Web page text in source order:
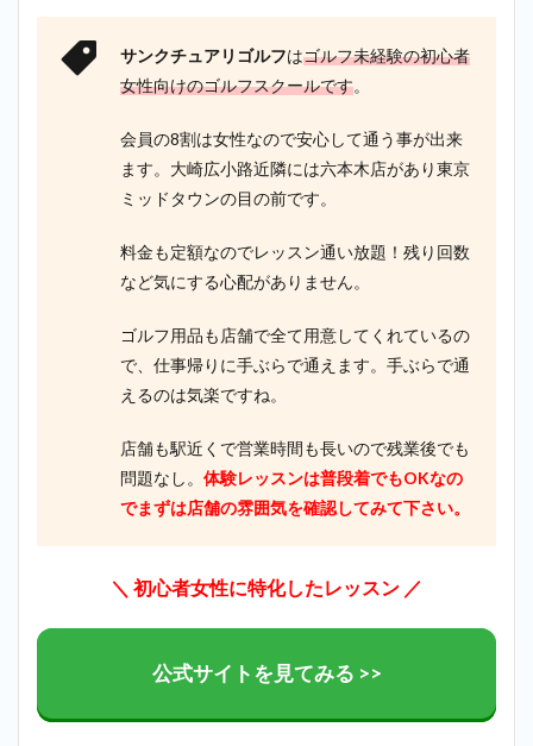
サンクチュアリゴルフはゴルフ未経験の初心者
女性向けのゴルフスクールです。
会員の8割は女性なので安心して通う事が出来
ます。大崎広小路近隣には六本木店があり東京
ミッドタウンの目の前です。
料金も定額なのでレッスン通い放題！残り回数
など気にする心配がありません。
ゴルフ用品も店舗で全て用意してくれているの
で、仕事帰りに手ぶらで通えます。手ぶらで通
えるのは気楽ですね。
店舗も駅近くで営業時間も長いので残業後でも
問題なし。 体験レッスンは普段着でもOKなの
でまずは店舗の雰囲気を確認してみて下さい。
＼ 初心者女性に特化したレッスン ／
公式サイトを見てみる >>